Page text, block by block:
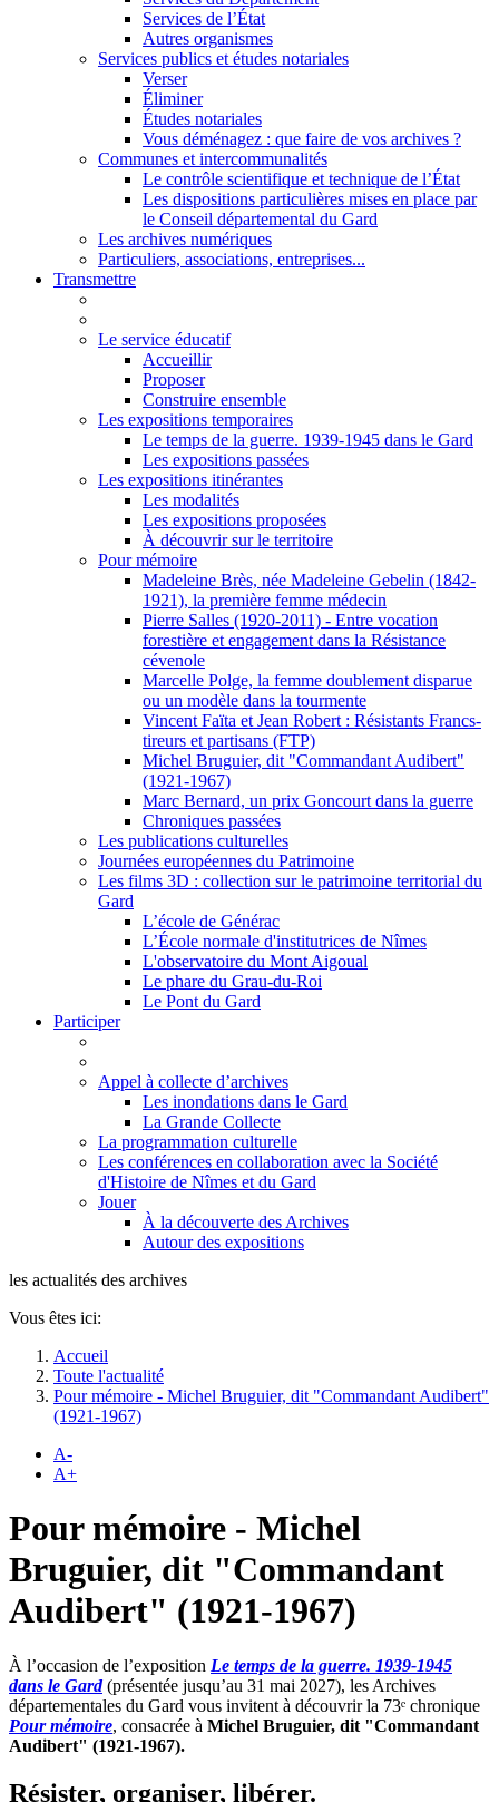
Services de l’État
Autres organismes
Services publics et études notariales
Verser
Éliminer
Études notariales
Vous déménagez : que faire de vos archives ?
Communes et intercommunalités
Le contrôle scientifique et technique de l’État
Les dispositions particulières mises en place par
le Conseil départemental du Gard
Les archives numériques
Particuliers, associations, entreprises...
Transmettre
Le service éducatif
Accueillir
Proposer
Construire ensemble
Les expositions temporaires
Le temps de la guerre. 1939-1945 dans le Gard
Les expositions passées
Les expositions itinérantes
Les modalités
Les expositions proposées
À découvrir sur le territoire
Pour mémoire
Madeleine Brès, née Madeleine Gebelin (1842-
1921), la première femme médecin
Pierre Salles (1920-2011) - Entre vocation
forestière et engagement dans la Résistance
cévenole
Marcelle Polge, la femme doublement disparue
ou un modèle dans la tourmente
Vincent Faïta et Jean Robert : Résistants Francs-
tireurs et partisans (FTP)
Michel Bruguier, dit "Commandant Audibert"
(1921-1967)
Marc Bernard, un prix Goncourt dans la guerre
Chroniques passées
Les publications culturelles
Journées européennes du Patrimoine
Les films 3D : collection sur le patrimoine territorial du
Gard
L’école de Générac
L’École normale d'institutrices de Nîmes
L'observatoire du Mont Aigoual
Le phare du Grau-du-Roi
Le Pont du Gard
Participer
Appel à collecte d’archives
Les inondations dans le Gard
La Grande Collecte
La programmation culturelle
Les conférences en collaboration avec la Société
d'Histoire de Nîmes et du Gard
Jouer
À la découverte des Archives
Autour des expositions
les actualités des archives
Vous êtes ici:
Accueil
Toute l'actualité
Pour mémoire - Michel Bruguier, dit "Commandant Audibert"
(1921-1967)
A-
A+
Pour mémoire - Michel
Bruguier, dit "Commandant
Audibert" (1921-1967)
À l’occasion de l’exposition Le temps de la guerre. 1939-1945
dans le Gard(présentée jusqu’au 31 mai 2027), les Archives
départementales du Gard vous invitent à découvrir la 73ᵉ chronique
Pour mémoire, consacrée à Michel Bruguier, dit "Commandant
Audibert" (1921-1967).
Résister, organiser, libérer.